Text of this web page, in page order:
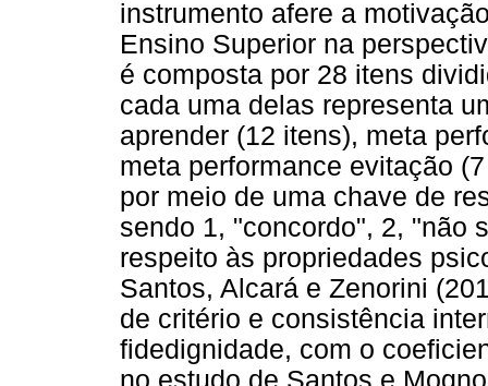
instrumento afere a
Ensino Superior na
é composta por 28 itens
cada uma delas representa
aprender (12 itens), meta
meta performance evitação
por meio de uma chave de
sendo 1, "concordo", 2, "não
respeito às propriedades
Santos, Alcará e Zenorini
de critério e consistência
fidedignidade, com o
no estudo de Santos e